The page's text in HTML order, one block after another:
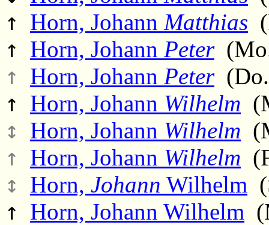
↑ Horn, Johann Matthias
↑ Horn, Johann Peter
↑ Horn, Johann Peter
↑ Horn, Johann Wilhelm
↕ Horn, Johann Wilhelm
↑ Horn, Johann Wilhelm
↕ Horn, Johann Wilhelm
↑ Horn, Johann Wilhelm